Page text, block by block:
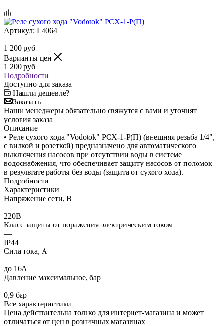
Артикул: L4064
1 200 руб
Варианты цен
1 200 руб
Подробности
Доступно для заказа
Нашли дешевле?
Заказать
Наши менеджеры обязательно свяжутся с вами и уточнят
условия заказа
Описание
• Реле сухого хода "Vodotok" PСХ-1-Р(П) (внешняя резьба 1/4",
с вилкой и розеткой) предназначено для автоматического
выключения насосов при отсутствии воды в системе
водоснабжения, что обеспечивает защиту насосов от поломок
в результате работы без воды (защита от сухого хода).
Подробности
Характеристики
Напряжение сети, В
—
220В
Класс защиты от поражения электрическим током
—
IP44
Сила тока, А
—
до 16А
Давление максимальное, бар
—
0,9 бар
Все характеристики
Цена действительна только для интернет-магазина и может
отличаться от цен в розничных магазинах